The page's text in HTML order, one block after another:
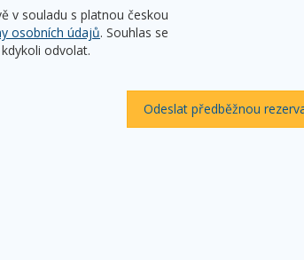
v souladu s platnou českou
osobních údajů. Souhlas se
odvolat.
Odeslat předběžnou